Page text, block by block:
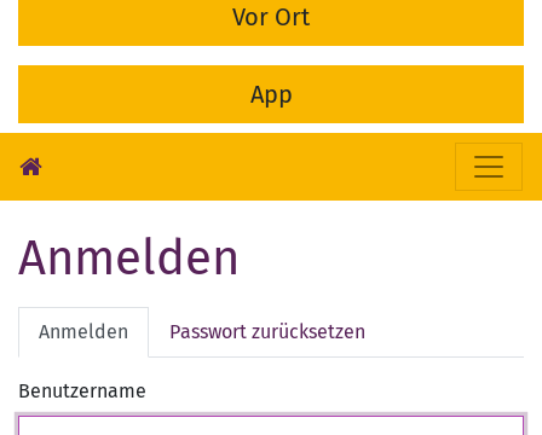
Vor Ort
App
Anmelden
Primary
tabs
Anmelden (aktiver
Reiter)
Passwort zurücksetzen
Benutzername